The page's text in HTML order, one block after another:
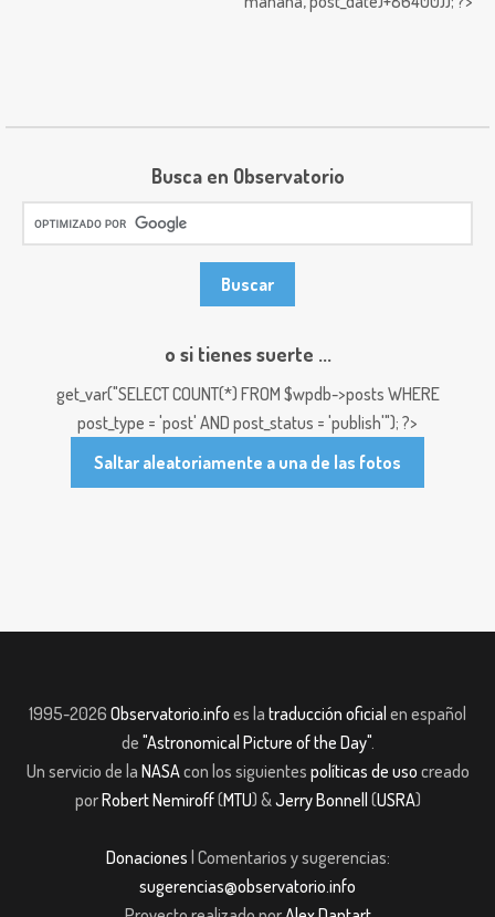
Busca en Observatorio
o si tienes suerte ...
get_var("SELECT COUNT(*) FROM $wpdb->posts WHERE
post_type = 'post' AND post_status = 'publish'"); ?>
Saltar aleatoriamente a una de las fotos
1995-2026 Observatorio.info es la traducción oficial en español
de "Astronomical Picture of the Day".
Un servicio de la NASAcon los siguientes políticas de uso creado
porRobert Nemiroff(MTU) &Jerry Bonnell (USRA)
Donaciones | Comentarios y sugerencias:
sugerencias@observatorio.info